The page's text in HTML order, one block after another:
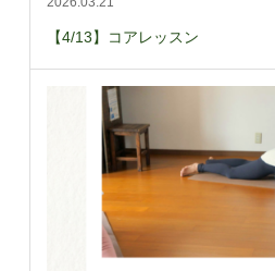
【4/13】コアレッスン